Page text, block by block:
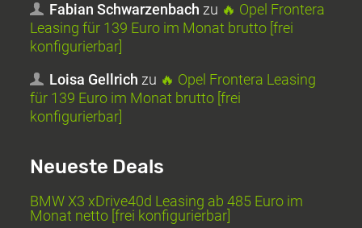
Fabian Schwarzenbach zu 🔥 Opel Frontera
Leasing für 139 Euro im Monat brutto [frei
konfigurierbar]
Loisa Gellrich zu 🔥 Opel Frontera Leasing
für 139 Euro im Monat brutto [frei
konfigurierbar]
Neueste Deals
BMW X3 xDrive40d Leasing ab 485 Euro im
Monat netto [frei konfigurierbar]